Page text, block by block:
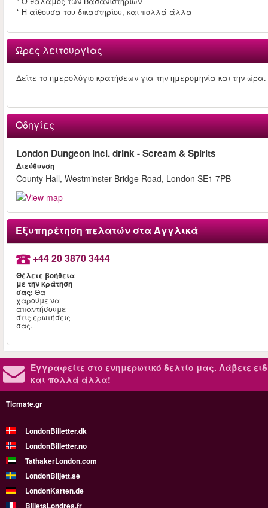
* Η αίθουσα του δικαστηρίου, και πολλά άλλα
Ώρες λειτουργίας
Δείτε το ημερολόγιο κρατήσεων για την ημερομηνία και την ώρα.
Οδηγίες
London Dungeon incl. drink - Scream & Spirits
Διεύθυνση
County Hall, Westminster Bridge Road, London SE1 7PB
Εξυπηρέτηση πελατών στα Αγγλικά
+44 20 3870 3444
Θέλετε βοήθεια
με την κράτηση
σας; Θα
χαρούμε να
απαντήσουμε
στις ερωτήσεις
σας.
Εγγραφείτε στο ενημερωτικό δελτίο μας. Λάβετε
και πολλά άλλα!
Ticmate.gr
LondonBilletter.dk
LondonBilletter.no
TathakerLondon.com
LondonBiljett.se
LondonKarten.de
BilletsLondres.fr